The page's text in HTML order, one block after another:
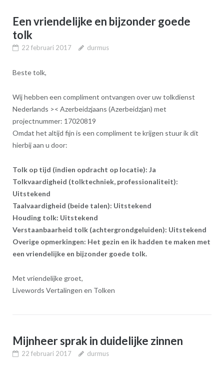
Een vriendelijke en bijzonder goede
tolk
22 februari 2017 durmus
Beste tolk,
Wij hebben een compliment ontvangen over uw tolkdienst
Nederlands >< Azerbeidzjaans (Azerbeidzjan) met
projectnummer: 17020819
Omdat het altijd fijn is een compliment te krijgen stuur ik dit
hierbij aan u door:
Tolk op tijd (indien opdracht op locatie): Ja
Tolkvaardigheid (tolktechniek, professionaliteit):
Uitstekend
Taalvaardigheid (beide talen): Uitstekend
Houding tolk: Uitstekend
Verstaanbaarheid tolk (achtergrondgeluiden): Uitstekend
Overige opmerkingen: Het gezin en ik hadden te maken met
een vriendelijke en bijzonder goede tolk.
Met vriendelijke groet,
Livewords Vertalingen en Tolken
Mijnheer sprak in duidelijke zinnen
22 februari 2017 durmus